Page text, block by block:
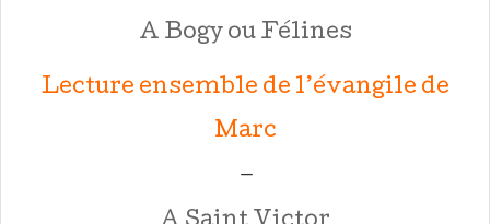
A Bogy ou Félines
Lecture ensemble de l’évangile de
Marc
—